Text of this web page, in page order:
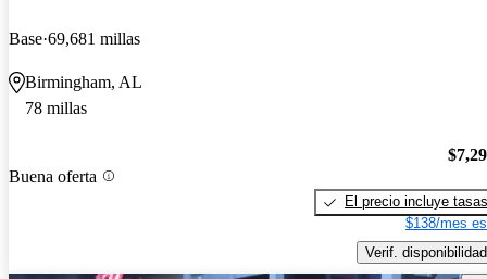
Base 69,681 millas
Birmingham, AL
78 millas
Buena oferta
El precio incluye tasas
$138/mes
Verif. disponibilidad